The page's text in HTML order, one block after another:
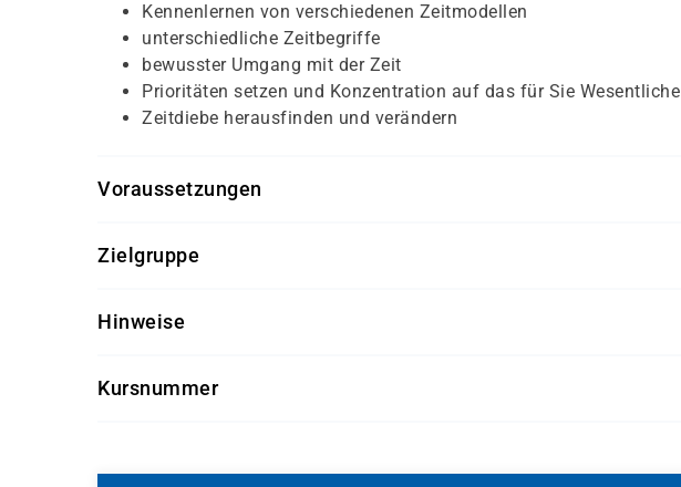
Kennenlernen von verschiedenen Zeitmodellen
unterschiedliche Zeitbegriffe
bewusster Umgang mit der Zeit
Prioritäten setzen und Konzentration auf das für Sie Wesentliche
Zeitdiebe herausfinden und verändern
Voraussetzungen
keine
Zielgruppe
Hinweise
Kursnummer